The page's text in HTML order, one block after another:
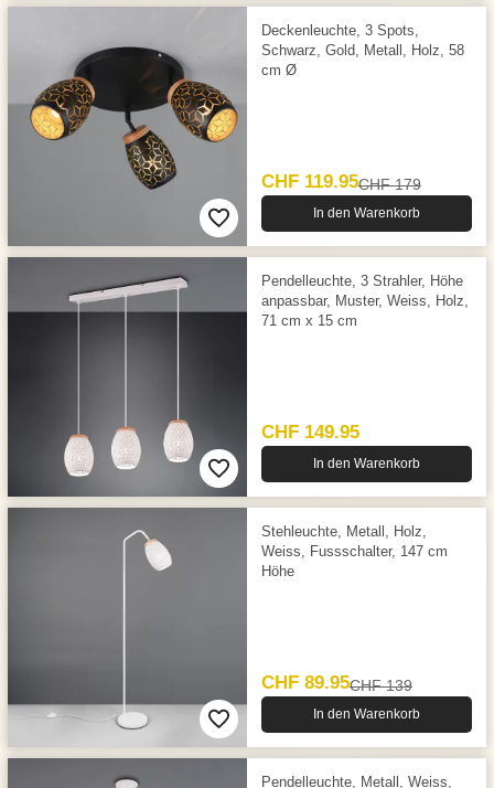
Deckenleuchte, 3 Spots,
Schwarz, Gold, Metall, Holz, 58
cm Ø
CHF 119.95CHF 179
In den Warenkorb
Pendelleuchte, 3 Strahler, Höhe
anpassbar, Muster, Weiss, Holz,
71 cm x 15 cm
CHF 149.95
In den Warenkorb
Stehleuchte, Metall, Holz,
Weiss, Fussschalter, 147 cm
Höhe
CHF 89.95CHF 139
In den Warenkorb
Pendelleuchte, Metall, Weiss,